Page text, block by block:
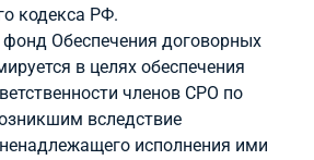
кодекса РФ.
Обеспечения договорных
в целях обеспечения
членов СРО по
вследствие
исполнения ими